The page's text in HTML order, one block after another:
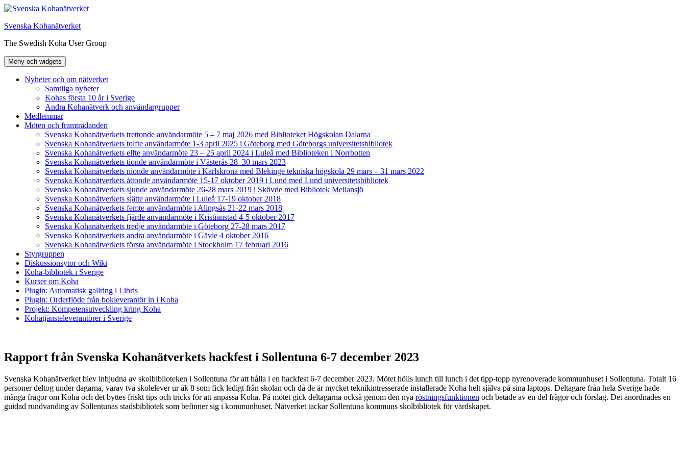
Hoppa
innehåll
Svenska Kohanätverket
The Swedish Koha User Group
Meny och widgets
Nyheter och om nätverket
Samtliga nyheter
Kohas första 10 år i Sverige
Andra Kohanätverk och användargrupper
Medlemmar
Möten och framträdanden
Svenska Kohanätverkets trettonde användarmöte 5 – 7 maj 2026 med Biblioteket Högskolan Dalarna
Svenska Kohanätverkets tolfte användarmöte 1-3 april 2025 i Göteborg med Göteborgs universitetsbibliotek
Svenska Kohanätverkets elfte användarmöte 23 – 25 april 2024 i Luleå med Biblioteken i Norrbotten
Svenska Kohanätverkets tionde användarmöte i Västerås 28–30 mars 2023
Svenska Kohanätverkets nionde användarmöte i Karlskrona med Blekinge tekniska högskola 29 mars – 31 mars 2022
Svenska Kohanätverkets åttonde användarmöte 15-17 oktober 2019 i Lund med Lund universitetsbibliotek
Svenska Kohanätverkets sjunde användarmöte 26-28 mars 2019 i Skövde med Bibliotek Mellansjö
Svenska Kohanätverkets sjätte användarmöte i Luleå 17-19 oktober 2018
Svenska Kohanätverkets femte användarmöte i Alingsås 21-22 mars 2018
Svenska Kohanätverkets fjärde användarmöte i Kristianstad 4-5 oktober 2017
Svenska Kohanätverkets tredje användarmöte i Göteborg 27-28 mars 2017
Svenska Kohanätverkets andra användarmöte i Gävle 4 oktober 2016
Svenska Kohanätverkets första användarmöte i Stockholm 17 februari 2016
Styrgruppen
Diskussionsytor och Wiki
Koha-bibliotek i Sverige
Kurser om Koha
Plugin: Automatisk gallring i Libris
Plugin: Orderflöde från bokleverantör in i Koha
Projekt: Kompetensutveckling kring Koha
Kohatjänsteleverantörer i Sverige
Rapport från Svenska Kohanätverkets hackfest i Sollentuna 6-7 december 2023
Svenska Kohanätverket blev inbjudna av skolbiblioteken i Sollentuna för att hålla i en hackfest 6-7 december 2023. Mötet hölls lunch till lunch i det tipp-topp nyrenoverade kommunhuset i Sollentuna. Totalt 16
personer deltog under dagarna, varav två skolelever ur åk 8 som fick ledigt från skolan och då de är mycket teknikintresserade installerade Koha helt själva på sina laptops. Deltagare från hela Sverige hade
många frågor om Koha och det byttes friskt tips och tricks för att anpassa Koha. På mötet gick deltagarna också genom den nya röstningsfunktionen och betade av en del frågor och förslag. Det anordnades en
guidad rundvanding av Sollentunas stadsbibliotek som befinner sig i kommunhuset. Nätverket tackar Sollentuna kommuns skolbibliotek för värdskapet.